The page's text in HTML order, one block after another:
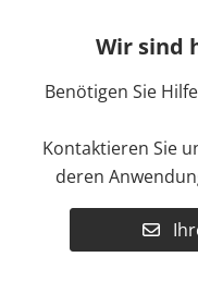
Wir sind
Benötigen Sie
Kontaktieren Sie
deren